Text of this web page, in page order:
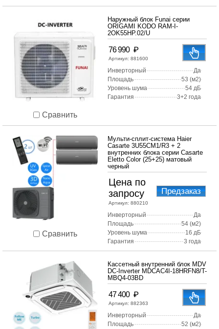
Сравнить
Наружный блок Funai серии
ORIGAMI KODO RAM-I-
2OK55HP.02/U
76 990 ₽
Артикул: 881600
Инверторный
Да
Площадь
53 (м2)
Уровень шума
54 дБ
Гарантия
3+2 года
Сравнить
Мульти-сплит-система Haier
Casarte 3U55CM1/R3 + 2
внутренних блока серии Casarte
Eletto Color (25+25) матовый
черный
Цена по
запросу
Артикул: 880210
Предзаказ
Инверторный
Да
Площадь
54 (м2)
Уровень шума
16 дБ
Гарантия
3 года
Кассетный внутренний блок MDV
DC-Inverter MDCAC4I-18HRFN8/T-
MBQ4-03BD
47 400 ₽
Артикул: 882363
Инверторный
Да
Площадь
52 (м2)